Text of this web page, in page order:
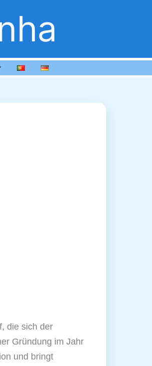
die sich der
Gründung im Jahr
und bringt